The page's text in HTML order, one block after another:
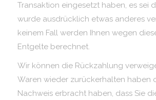
Transaktion eingesetzt haben, es sei
wurde ausdrücklich etwas anderes
keinem Fall werden Ihnen wegen
Entgelte berechnet.
Wir können die Rückzahlung
Waren wieder zurückerhalten haben
Nachweis erbracht haben, dass Sie